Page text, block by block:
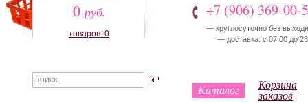
0 руб.
товаров: 0
+7 (906) 369-00-
— круглосуточно без
— доставка: с 07:00 до
Каталог Корзина
заказов